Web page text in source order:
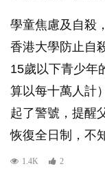
學童焦慮及自殺
香港大學防止自
15歲以下青少年
算以每十萬人計
起了警號，提醒
恢復全日制，不
1.4K 2